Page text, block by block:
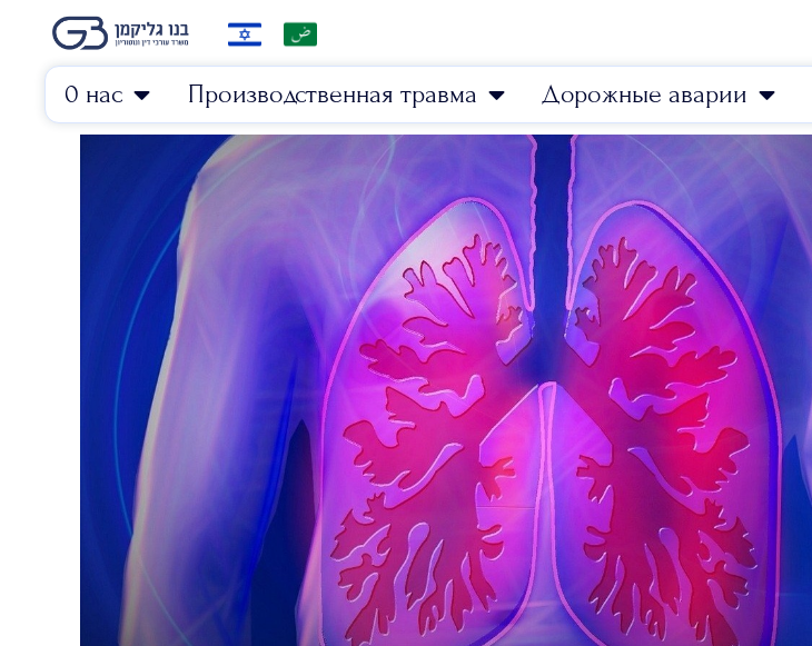
0 нас Производственная травма Дорожные аварии